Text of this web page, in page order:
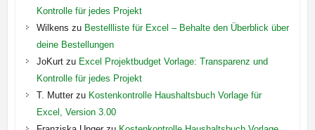
Kontrolle für jedes Projekt
Wilkens zu Bestellliste für Excel – Behalte den Überblick über
deine Bestellungen
JoKurtzu Excel Projektbudget Vorlage: Transparenz und
Kontrolle für jedes Projekt
T. Mutterzu Kostenkontrolle Haushaltsbuch Vorlage für
Excel, Version 3.00